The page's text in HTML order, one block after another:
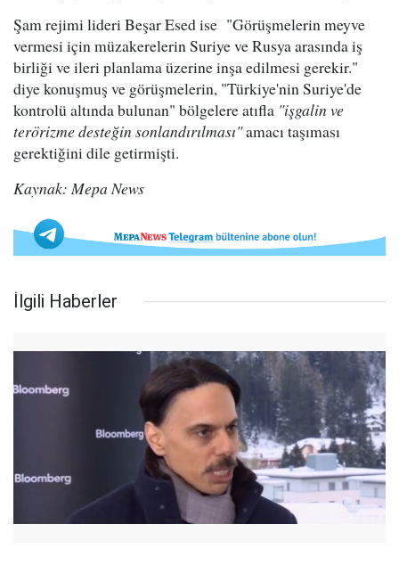
Şam rejimi lideri Beşar Esed ise "Görüşmelerin meyve
vermesi için müzakerelerin Suriye ve Rusya arasında iş
birliği ve ileri planlama üzerine inşa edilmesi gerekir."
diye konuşmuş ve görüşmelerin, "Türkiye'nin Suriye'de
kontrolü altında bulunan" bölgelere atıfla "işgalin ve
terörizme desteğin sonlandırılması"amacı taşıması
gerektiğini dile getirmişti.
Kaynak: Mepa News
İlgili Haberler